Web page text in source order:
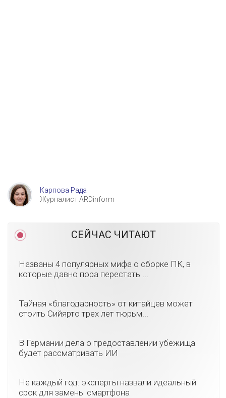
Карпова Рада
Журналист ARDinform
СЕЙЧАС ЧИТАЮТ
Названы 4 популярных мифа о сборке ПК, в
которые давно пора перестать ...
Тайная «благодарность» от китайцев может
стоить Сийярто трех лет тюрьм...
В Германии дела о предоставлении убежища
будет рассматривать ИИ
Не каждый год: эксперты назвали идеальный
срок для замены смартфона